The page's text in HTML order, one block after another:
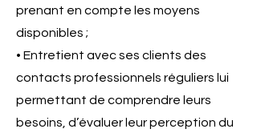
prenant en compte les moyens
disponibles ;
• Entretient avec ses clients des
contacts professionnels réguliers lui
permettant de comprendre leurs
besoins, d’évaluer leur perception du